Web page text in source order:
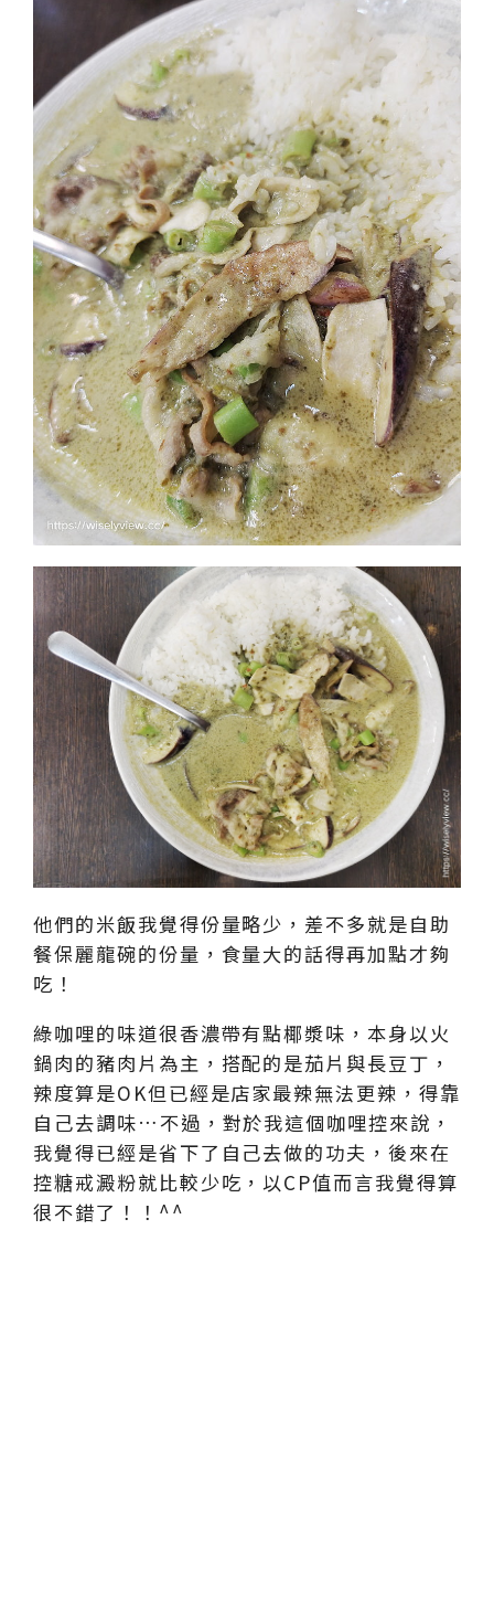
他們的米飯我覺得份量略少，差不多就是自助
餐保麗龍碗的份量，食量大的話得再加點才夠
吃！
綠咖哩的味道很香濃帶有點椰漿味，本身以火
鍋肉的豬肉片為主，搭配的是茄片與長豆丁，
辣度算是OK但已經是店家最辣無法更辣，得靠
自己去調味…不過，對於我這個咖哩控來說，
我覺得已經是省下了自己去做的功夫，後來在
控糖戒澱粉就比較少吃，以CP值而言我覺得算
很不錯了！！^^